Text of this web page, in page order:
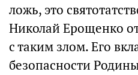
ложь, это
Николай Ерощенко
с таким злом. Его
безопасности